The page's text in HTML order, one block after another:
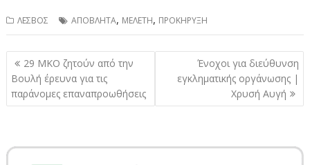
ΛΕΣΒΟΣ ΑΠΟΒΛΗΤΑ, ΜΕΛΕΤΗ, ΠΡΟΚΗΡΥΞΗ
Πλοήγηση
άρθρων
29 ΜΚΟ ζητούν από την
Βουλή έρευνα για τις
παράνομες επαναπροωθήσεις
Ένοχοι για διεύθυνση
εγκληματικής οργάνωσης |
Χρυσή Αυγή